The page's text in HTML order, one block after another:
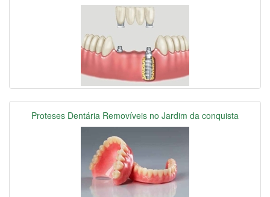
Proteses Dentária Removíveis no Jardim da conquista